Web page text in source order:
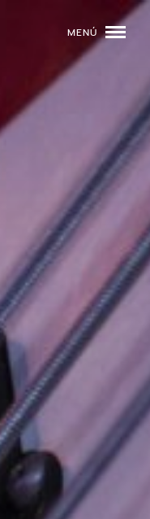
MENÚ
02 DJS
EVENTOS
NOSOTROS
SOMOS
DE IMÁGENES
06 CONTACTO